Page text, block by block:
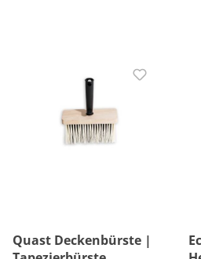
Quast Deckenbürste |